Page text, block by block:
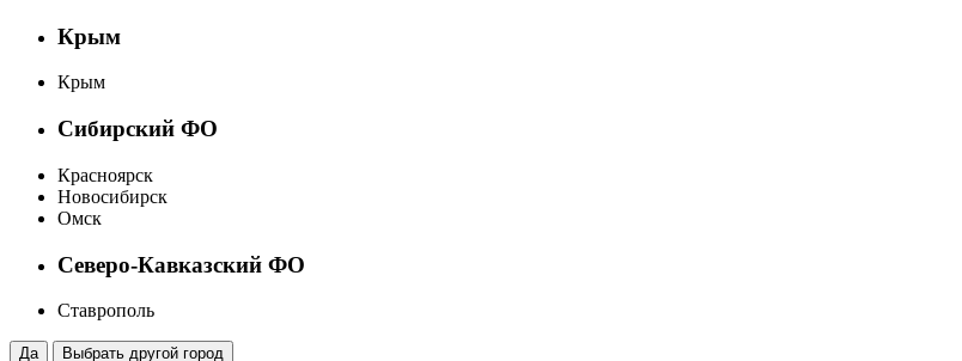
Крым
Крым
Сибирский ФО
Красноярск
Новосибирск
Омск
Северо-Кавказский ФО
Ставрополь